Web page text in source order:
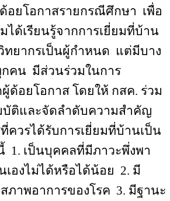
อยโอกาสรายกรณีศึกษา เพื่อ
ได้เรียนรู้จากการเยี่ยมที่บ้าน
ยากรเป็นผู้กำหนด แต่มีบาง
กคน มีส่วนร่วมในการ
ด้อยโอกาส โดยให้ กสค. ร่วม
ติและจัดลำดับความสำคัญ
ควรได้รับการเยี่ยมที่บ้านเป็น
1. เป็นบุคคลที่มีภาวะพึ่งพา
เองไม่ได้หรือได้น้อย 2. มี
ภาพอาการของโรค 3. มีฐานะ